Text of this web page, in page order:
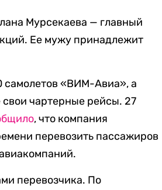
Мурсекаева — главный
Ее мужу принадлежит
самолетов «ВИМ-Авиа», а
свои чартерные рейсы. 27
, что компания
перевозить пассажиров
перевозчика. По